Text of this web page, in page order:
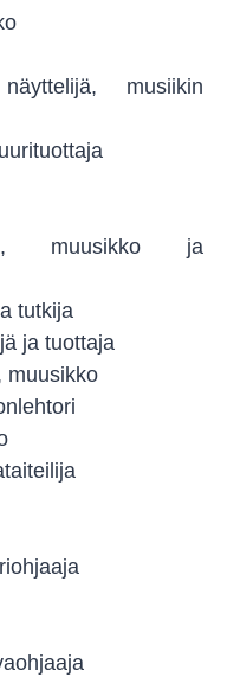
musiikin
muusikko ja
tutkija
ja tuottaja
muusikko